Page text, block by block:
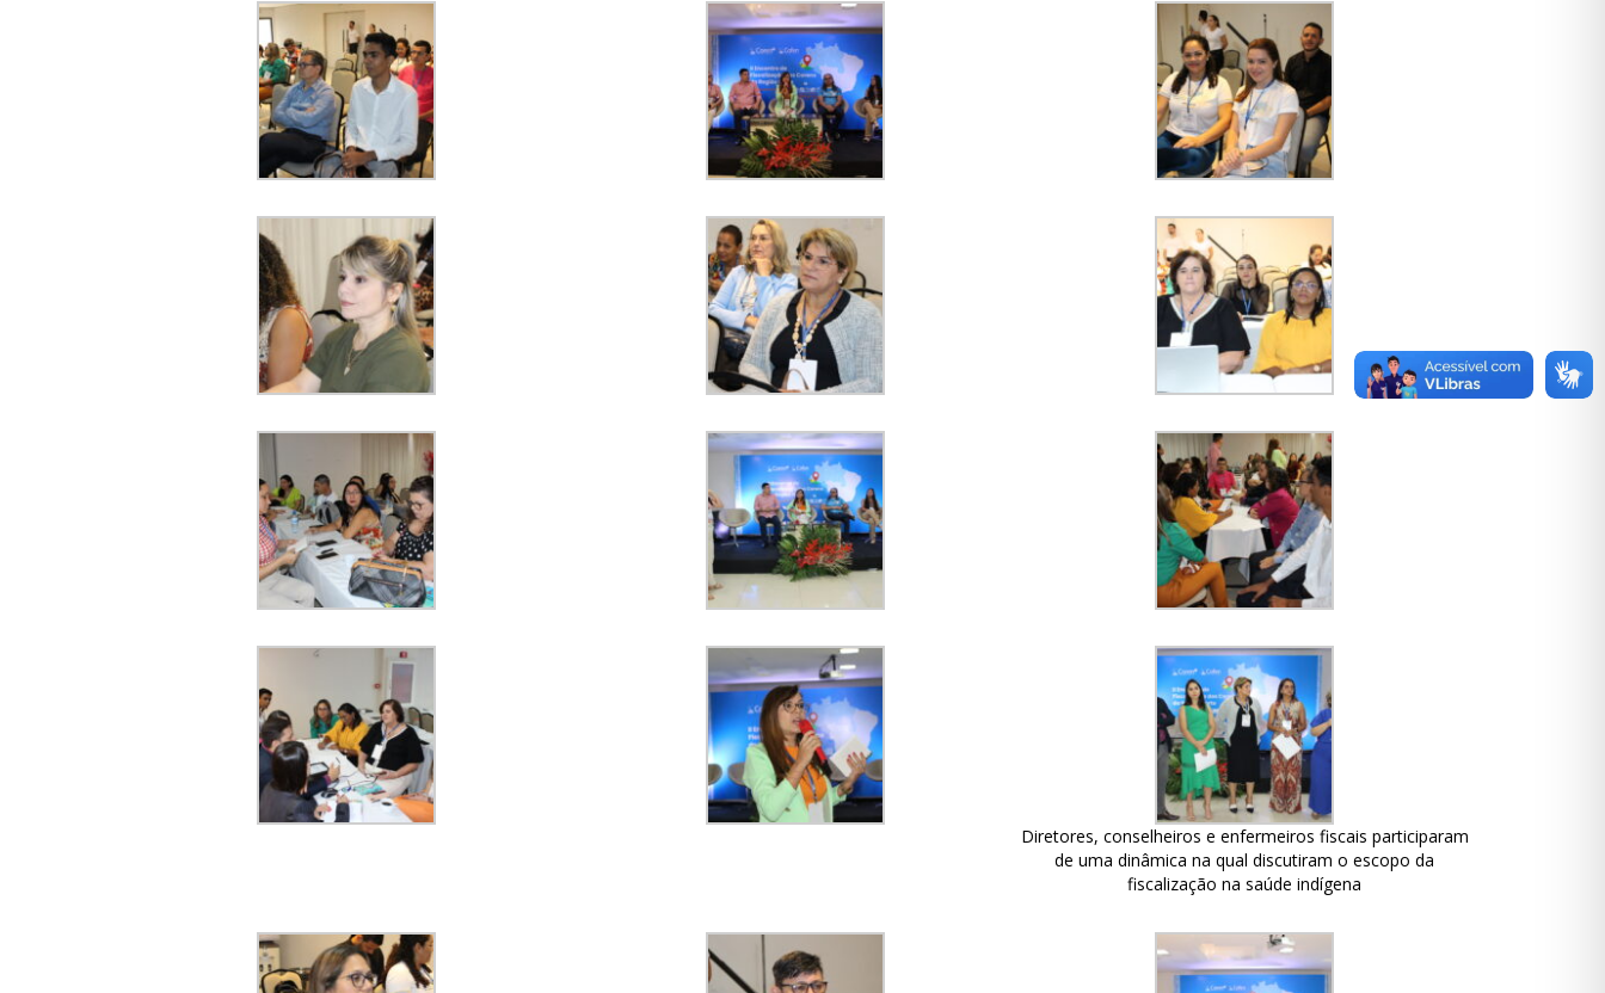
Diretores, conselheiros e enfermeiros fiscais participaram
de uma dinâmica na qual discutiram o escopo da
fiscalização na saúde indígena